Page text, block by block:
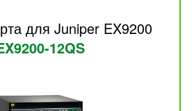
для Juniper EX9200
12QS